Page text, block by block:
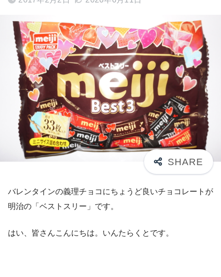
バレンタインの義理チョコにちょうど良いチョコレートが
明治の「ベストスリー」です。
はい、皆さんこんにちは。いんたらくとです。